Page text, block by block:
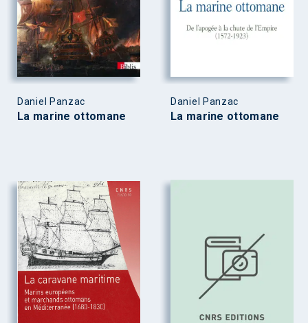
Daniel Panzac
La marine ottomane
Daniel Panzac
La marine ottomane